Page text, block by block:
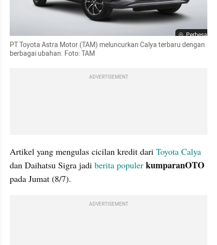
Perbesar
PT Toyota Astra Motor (TAM) meluncurkan Calya terbaru dengan
berbagai ubahan. Foto: TAM
ADVERTISEMENT
Artikel yang mengulas cicilan kredit dari Toyota Calya
dan Daihatsu Sigra jadi berita populer
pada Jumat (8/7).
ADVERTISEMENT